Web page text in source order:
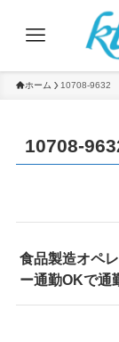
ホーム 10708-9632
10708-
食品製造オペ
ー通勤OKで通